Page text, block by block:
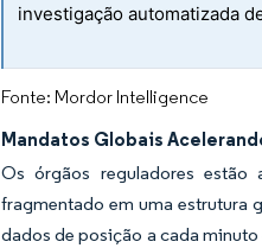
investigação automatizada
Fonte: Mordor Intelligence
Mandatos Globais
Os órgãos reguladores estão
fragmentado em uma estrutura
dados de posição a cada